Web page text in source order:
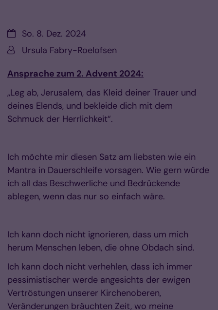
Datum:So. 8. Dez. 2024
Von:Ursula Fabry-Roelofsen
Ansprache zum 2. Advent 2024:
„Leg ab, Jerusalem, das Kleid deiner Trauer und
deines Elends, und bekleide dich mit dem
Schmuck der Herrlichkeit“.
Ich möchte mir diesen Satz am liebsten wie ein
Mantra in Dauerschleife vorsagen. Wie gern würde
ich all das Beschwerliche und Bedrückende
ablegen, wenn das nur so einfach wäre.
Ich kann doch nicht ignorieren, dass um mich
herum Menschen leben, die ohne Obdach sind.
Ich kann doch nicht verhehlen, dass ich immer
pessimistischer werde angesichts der ewigen
Vertröstungen unserer Kirchenoberen,
Veränderungen bräuchten Zeit, wo meine